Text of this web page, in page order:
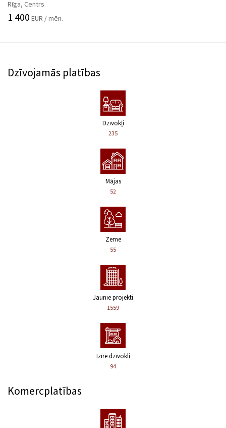
Rīga, Centrs
1 400 EUR / mēn.
Dzīvojamās platības
Dzīvokļi
235
Mājas
52
Zeme
55
Jaunie projekti
1559
Izīrē dzīvokli
94
Komercplatības